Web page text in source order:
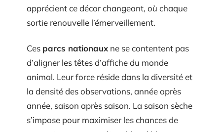
apprécient ce décor changeant, où chaque
sortie renouvelle l’émerveillement.
Ces parcs nationaux ne se contentent pas
d’aligner les têtes d’affiche du monde
animal. Leur force réside dans la diversité et
la densité des observations, année après
année, saison après saison. La saison sèche
s’impose pour maximiser les chances de